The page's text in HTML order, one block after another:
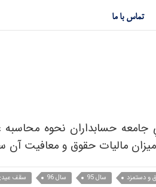
تماس با ما
جامعه حسابداران نحوه
ميزان ماليات حقوق و معافيت
و دستمزد سال 95 سال 96 سقف